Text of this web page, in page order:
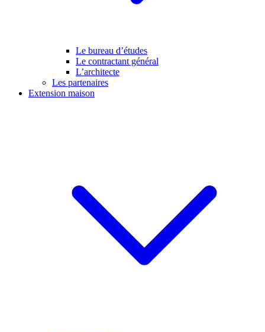
Le bureau d’études
Le contractant général
L’architecte
Les partenaires
Extension maison